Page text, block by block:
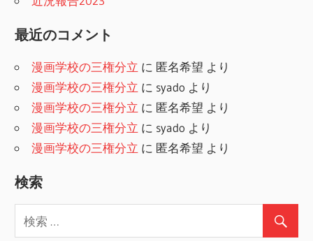
最近のコメント
漫画学校の三権分立 に 匿名希望 より
漫画学校の三権分立 に syado より
漫画学校の三権分立 に 匿名希望 より
漫画学校の三権分立 に syado より
漫画学校の三権分立 に 匿名希望 より
検索